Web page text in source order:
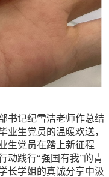
书记纪雪洁老师作总结
业生党员的温暖欢送，
生党员在踏上新征程
动践行“强国有我”的青
长学姐的真诚分享中汲